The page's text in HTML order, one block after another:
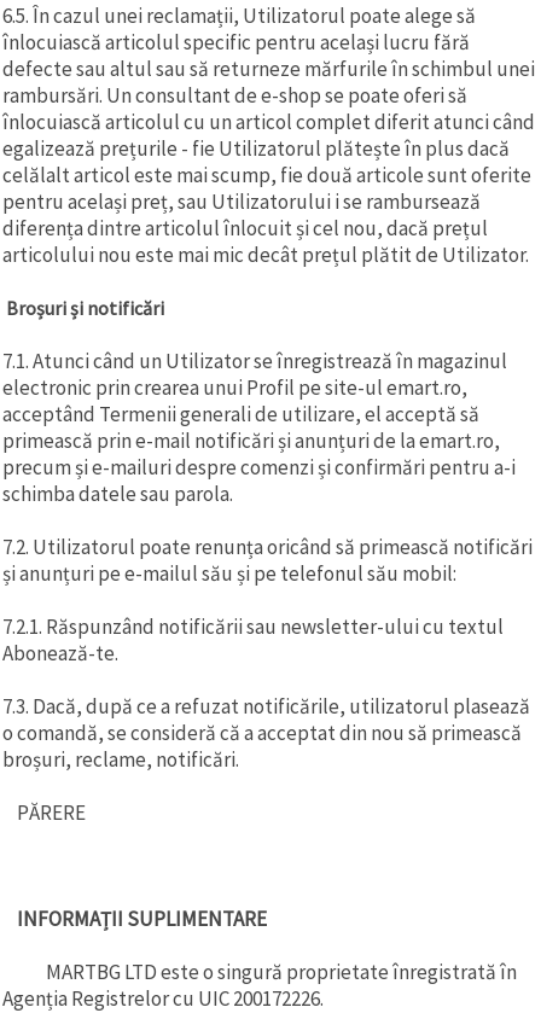
6.5. În cazul unei reclamații, Utilizatorul poate alege să
înlocuiască articolul specific pentru același lucru fără
defecte sau altul sau să returneze mărfurile în schimbul unei
rambursări. Un consultant de e-shop se poate oferi să
înlocuiască articolul cu un articol complet diferit atunci când
egalizează prețurile - fie Utilizatorul plătește în plus dacă
celălalt articol este mai scump, fie două articole sunt oferite
pentru același preț, sau Utilizatorului i se rambursează
diferența dintre articolul înlocuit și cel nou, dacă prețul
articolului nou este mai mic decât prețul plătit de Utilizator.
Broșuri și notificări
7.1. Atunci când un Utilizator se înregistrează în magazinul
electronic prin crearea unui Profil pe site-ul emart.ro,
acceptând Termenii generali de utilizare, el acceptă să
primească prin e-mail notificări și anunțuri de la emart.ro,
precum și e-mailuri despre comenzi și confirmări pentru a-i
schimba datele sau parola.
7.2. Utilizatorul poate renunța oricând să primească notificări
și anunțuri pe e-mailul său și pe telefonul său mobil:
7.2.1. Răspunzând notificării sau newsletter-ului cu textul
Abonează-te.
7.3. Dacă, după ce a refuzat notificările, utilizatorul plasează
o comandă, se consideră că a acceptat din nou să primească
broșuri, reclame, notificări.
PĂRERE
INFORMAȚII SUPLIMENTARE
MARTBG LTD este o singură proprietate înregistrată în
Agenția Registrelor cu UIC 200172226.